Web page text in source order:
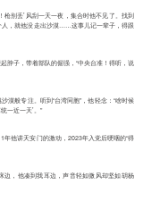
枪别丢’风刮一天一夜，集合时他不见了。找到
人，就他没走出沙漠……这事儿记一辈子，得跟
脖子，带着部队的倔强，“中央台准！得听，说
漠般专注。听到“台湾同胞”，他轻念：“啥时候
一近一天’。”
他讲天安门的激动，2023年入党后哽咽的“得
边，他凑到我耳边，声音轻如微风却坚如胡杨